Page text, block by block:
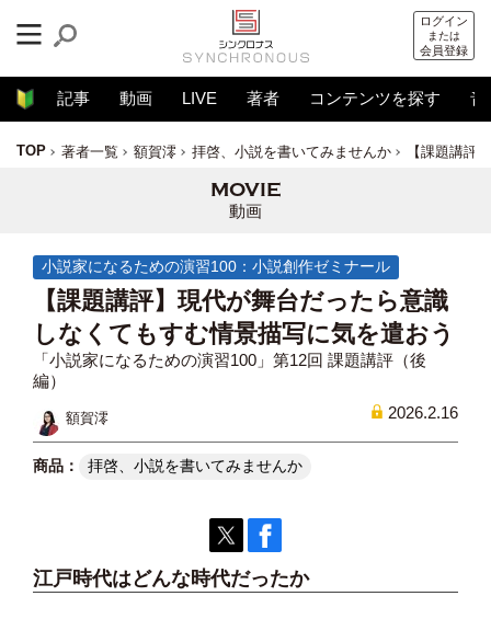
ログイン
または
会員登録
記事 動画 LIVE 著者 コンテンツを探す 音
TOP 著者一覧 額賀澪 拝啓、小説を書いてみませんか 【課題講評
動画
小説家になるための演習100：小説創作ゼミナール
【課題講評】現代が舞台だったら意識
しなくてもすむ情景描写に気を遣おう
「小説家になるための演習100」第12回 課題講評（後
編）
額賀澪 2026.2.16
拝啓、小説を書いてみませんか
江戸時代はどんな時代だったか